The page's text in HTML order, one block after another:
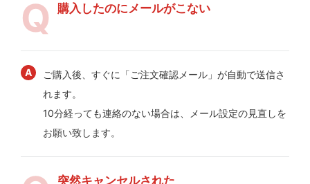
購入したのにメールがこない
ご購入後、すぐに「ご注文確認メール」が自動で送信さ
れます。
10分経っても連絡のない場合は、メール設定の見直しを
お願い致します。
突然キャンセルされた